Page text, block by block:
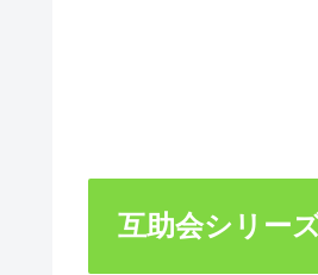
互助会シリー